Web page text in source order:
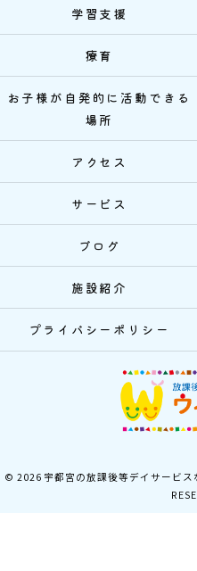
学習支援
療育
お子様が自発的に活動できる
場所
アクセス
サービス
ブログ
施設紹介
プライバシーポリシー
© 2026 宇都宮の放課後等デイサービス